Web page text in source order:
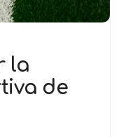
la
de